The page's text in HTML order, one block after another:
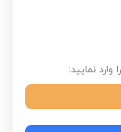
نمایید: